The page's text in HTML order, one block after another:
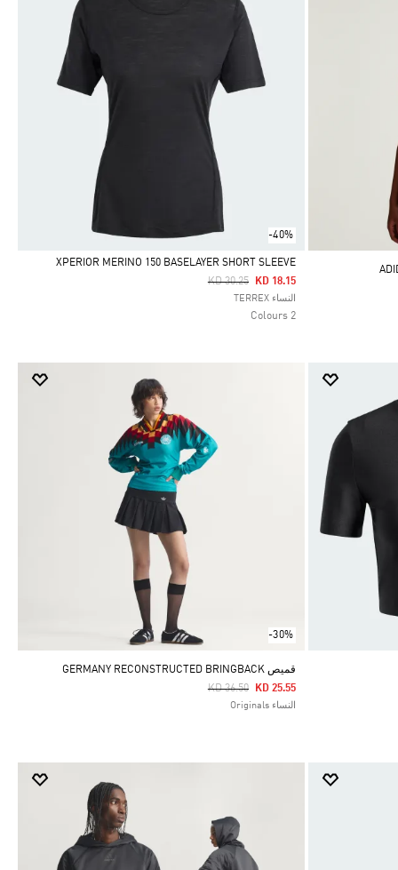
-40%
Selected
XPERIOR MERINO 150 BASELAYER SHORT SLEEVE
Price Reduced From
KD 30.25ToKD 18.15
النساء TERREX
2 Colours
-30%
قميص GERMANY RECONSTRUCTED BRINGBACK
Price Reduced From
KD 36.50ToKD 25.55
النساء Originals